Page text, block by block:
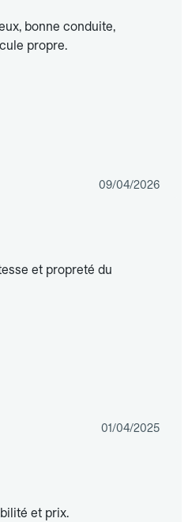
bonne conduite,
propre.
09/04/2026
et propreté du
01/04/2025
et prix.